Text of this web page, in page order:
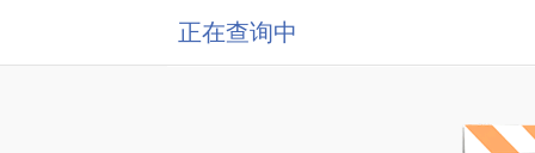
正在查询中